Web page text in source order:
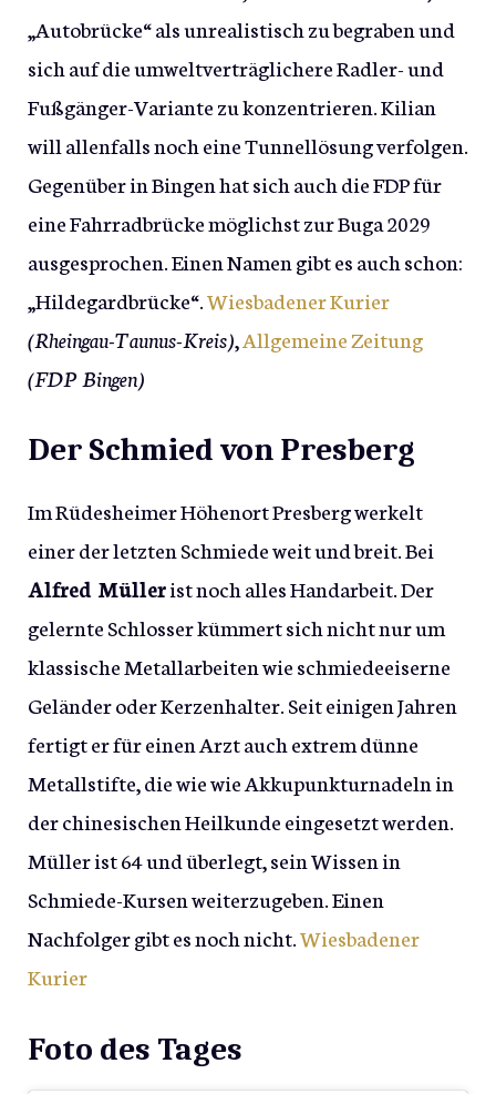
„Autobrücke“ als unrealistisch zu begraben und
sich auf die umweltverträglichere Radler- und
Fußgänger-Variante zu konzentrieren. Kilian
will allenfalls noch eine Tunnellösung verfolgen.
Gegenüber in Bingen hat sich auch die FDP für
eine Fahrradbrücke möglichst zur Buga 2029
ausgesprochen. Einen Namen gibt es auch schon:
„Hildegardbrücke“.Wiesbadener Kurier
(Rheingau-Taunus-Kreis),Allgemeine Zeitung
(FDP Bingen)
Der Schmied von Presberg
Im Rüdesheimer Höhenort Presberg werkelt
einer der letzten Schmiede weit und breit. Bei
Alfred Müllerist noch alles Handarbeit. Der
gelernte Schlosser kümmert sich nicht nur um
klassische Metallarbeiten wie schmiedeeiserne
Geländer oder Kerzenhalter. Seit einigen Jahren
fertigt er für einen Arzt auch extrem dünne
Metallstifte, die wie wie Akkupunkturnadeln in
der chinesischen Heilkunde eingesetzt werden.
Müller ist 64 und überlegt, sein Wissen in
Schmiede-Kursen weiterzugeben. Einen
Nachfolger gibt es noch nicht.Wiesbadener
Kurier
Foto des Tages